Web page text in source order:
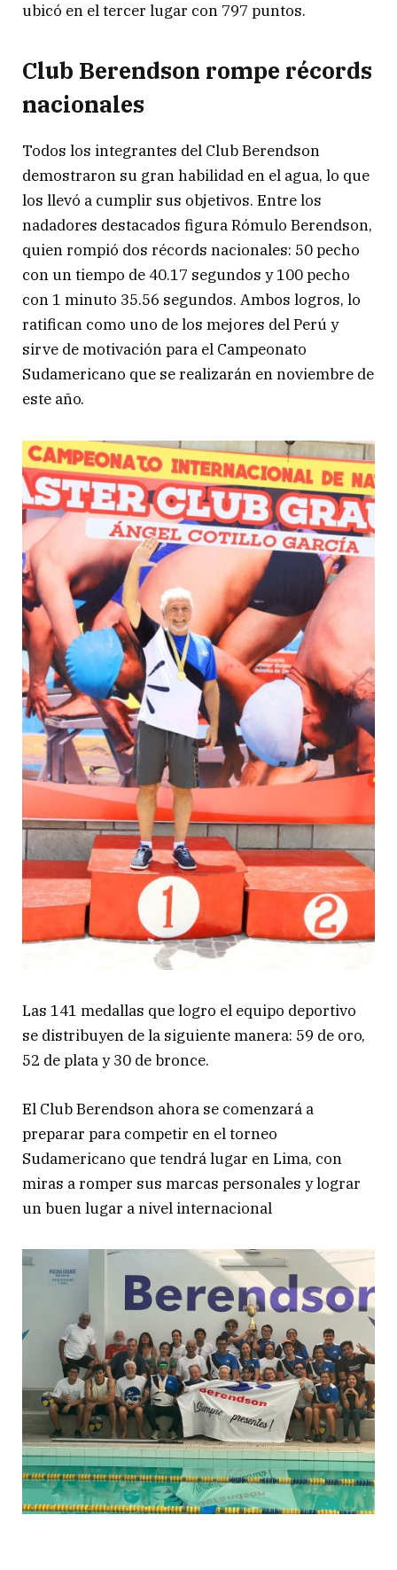
ubicó en el tercer lugar con 797 puntos.
Club Berendson rompe récords
nacionales
Todos los integrantes del Club Berendson
demostraron su gran habilidad en el agua, lo que
los llevó a cumplir sus objetivos. Entre los
nadadores destacados figura Rómulo Berendson,
quien rompió dos récords nacionales: 50 pecho
con un tiempo de 40.17 segundos y 100 pecho
con 1 minuto 35.56 segundos. Ambos logros, lo
ratifican como uno de los mejores del Perú y
sirve de motivación para el Campeonato
Sudamericano que se realizarán en noviembre de
este año.
Las 141 medallas que logro el equipo deportivo
se distribuyen de la siguiente manera: 59 de oro,
52 de plata y 30 de bronce.
El Club Berendson ahora se comenzará a
preparar para competir en el torneo
Sudamericano que tendrá lugar en Lima, con
miras a romper sus marcas personales y lograr
un buen lugar a nivel internacional